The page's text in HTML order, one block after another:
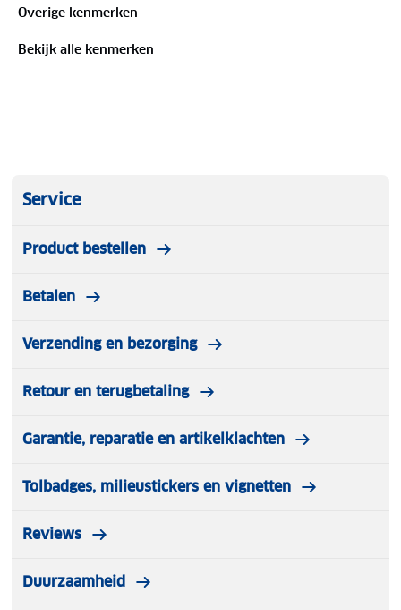
Overige kenmerken
Bekijk alle kenmerken
Service
Product bestellen
Betalen
Verzending en bezorging
Retour en terugbetaling
Garantie, reparatie en artikelklachten
Tolbadges, milieustickers en vignetten
Reviews
Duurzaamheid